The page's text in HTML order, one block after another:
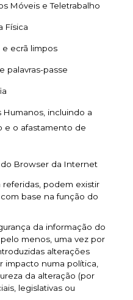
Móveis e Teletrabalho
Física
ecrã limpos
palavras-passe
Humanos, incluindo a
e o afastamento de
Browser da Internet
podem existir
base na função do
da informação do
menos, uma vez por
alterações
impacto numa política,
da alteração (por
legislativas ou